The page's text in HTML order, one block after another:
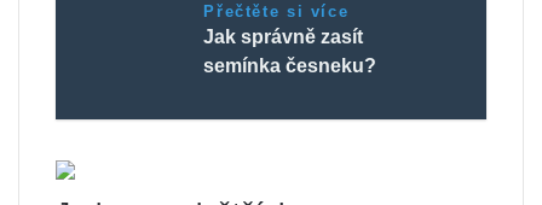
Přečtěte si více
Jak správně zasít
semínka česneku?